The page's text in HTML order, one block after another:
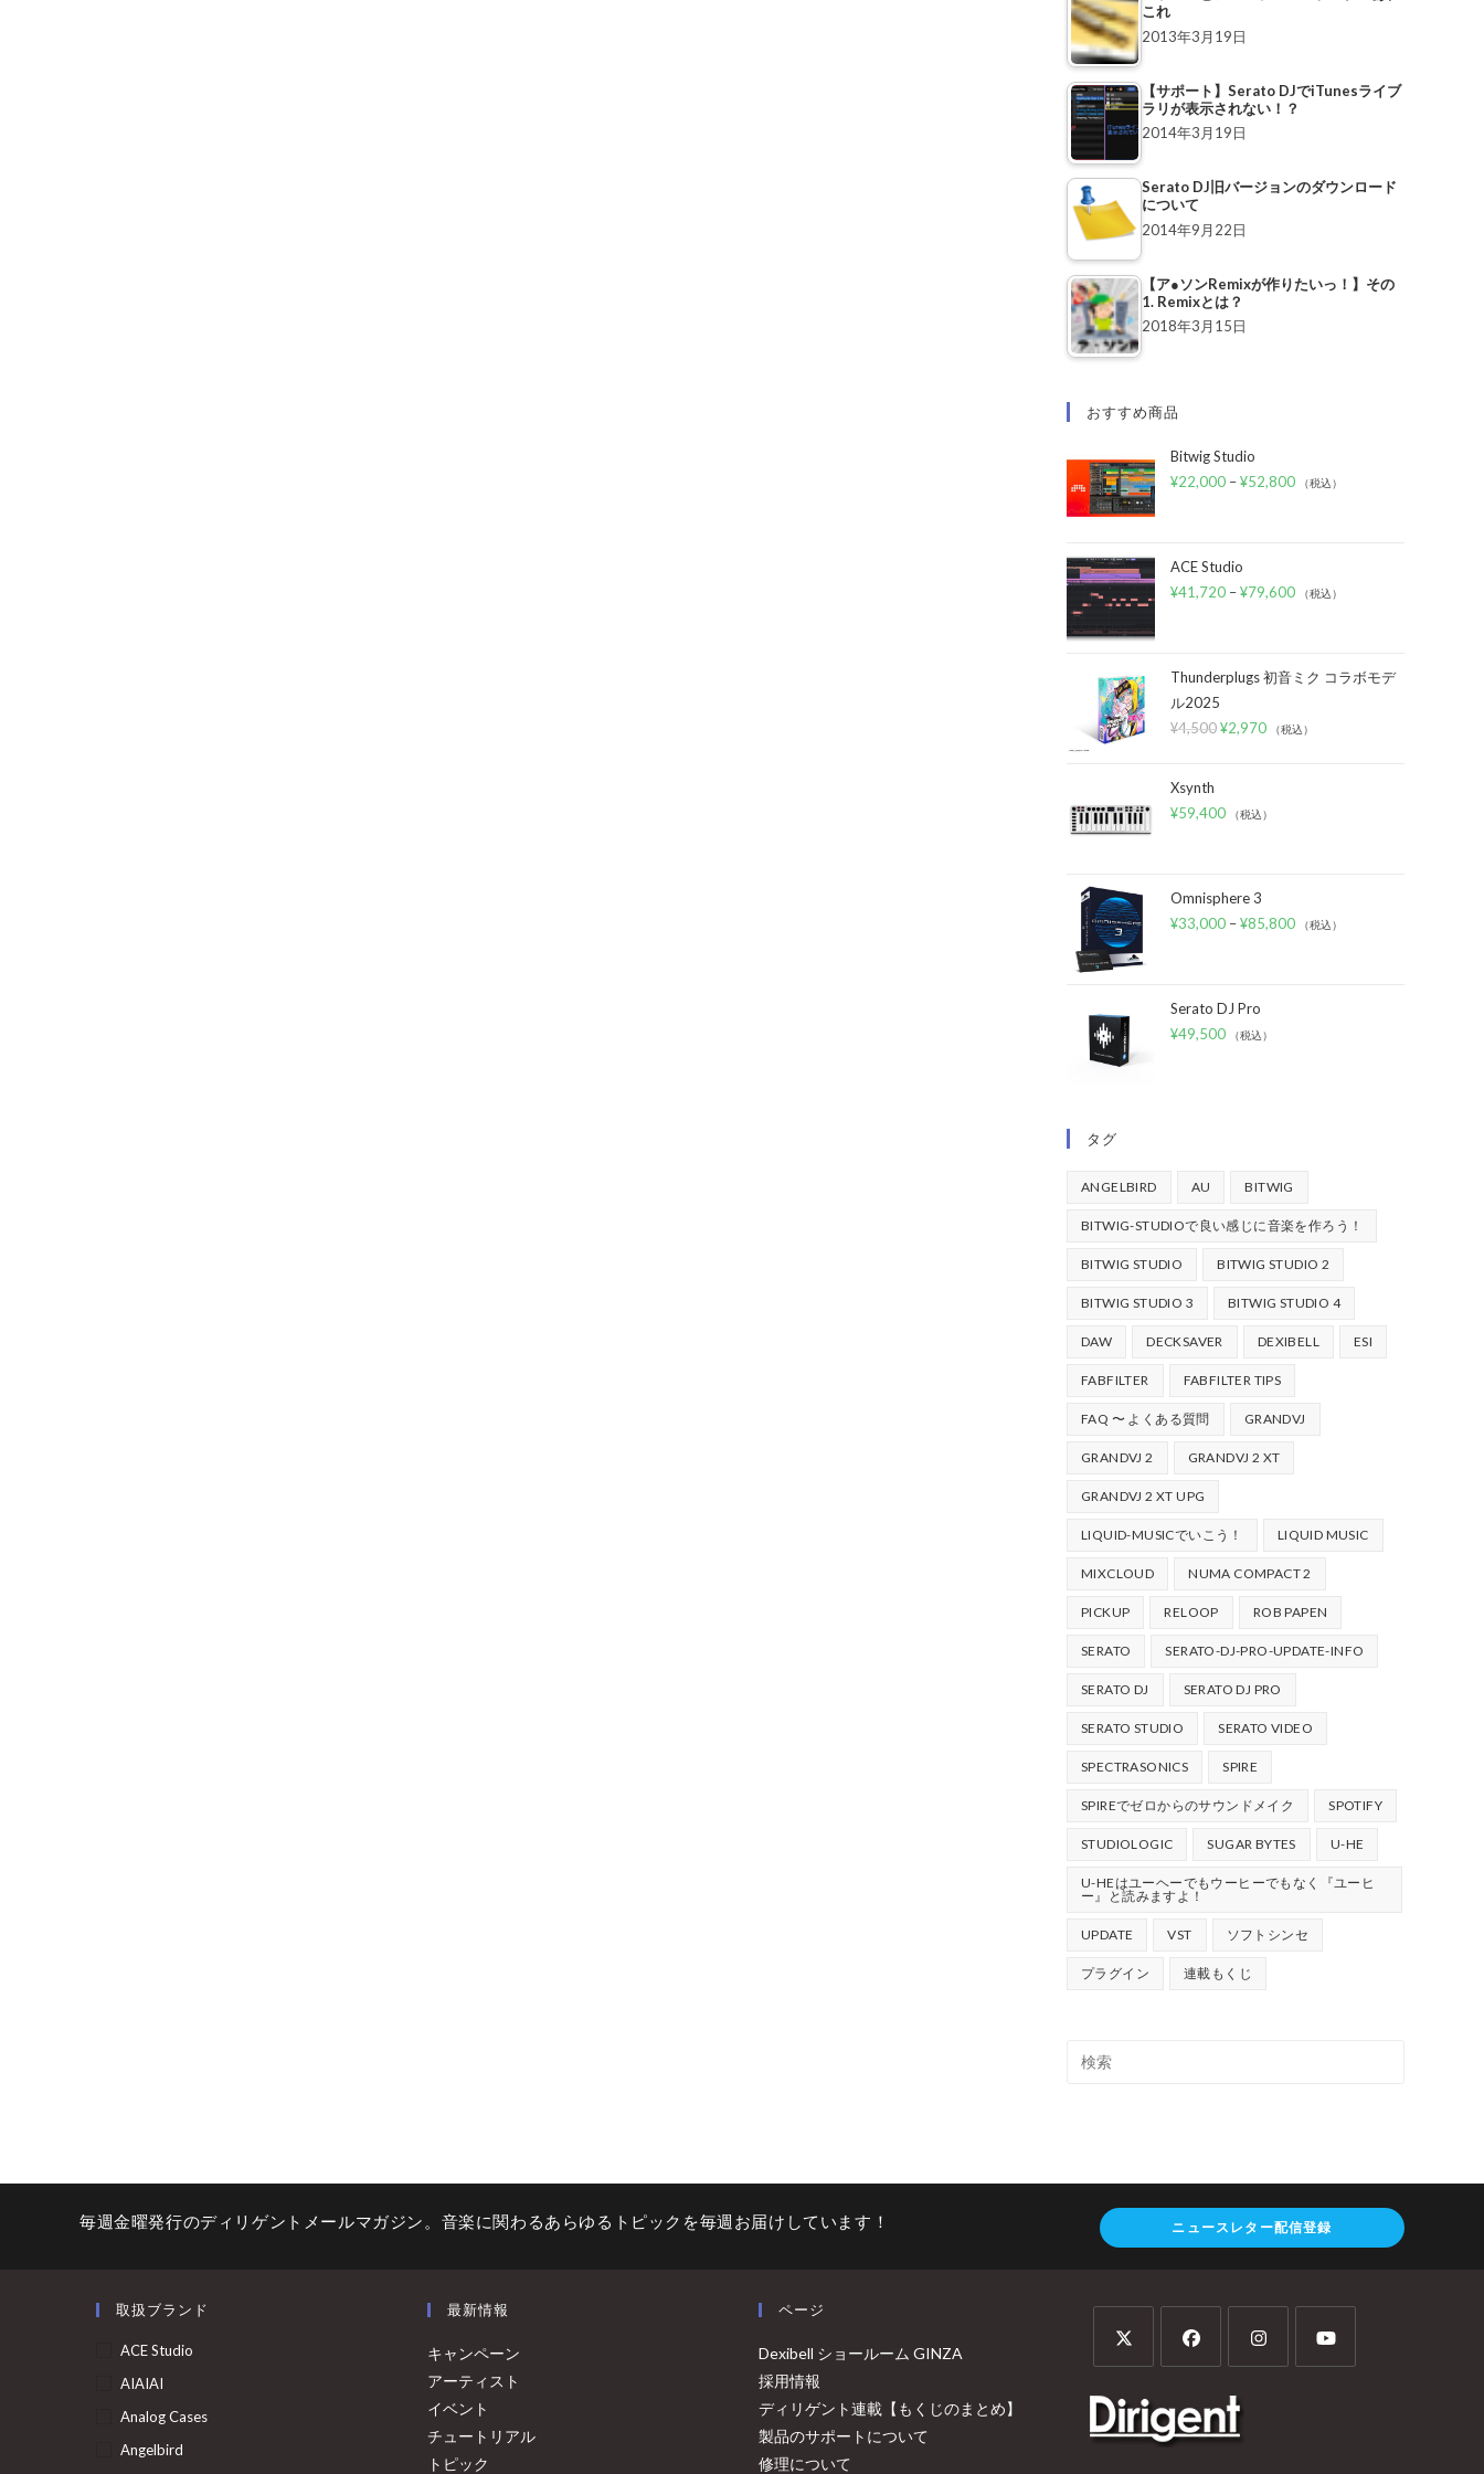
これ
2013年3月19日
【サポート】Serato DJでiTunesライブ
ラリが表示されない！？
2014年3月19日
Serato DJ旧バージョンのダウンロード
について
2014年9月22日
【ア●ソンRemixが作りたいっ！】その
1. Remixとは？
2018年3月15日
おすすめ商品
Bitwig Studio
¥22,000 –¥52,800 （税込）
ACE Studio
¥41,720 –¥79,600 （税込）
Thunderplugs 初音ミク コラボモデ
ル2025
¥4,500¥2,970 （税込）
Xsynth
¥59,400 （税込）
Omnisphere 3
¥33,000 –¥85,800 （税込）
Serato DJ Pro
¥49,500 （税込）
タグ
ANGELBIRD AU BITWIG
BITWIG-STUDIOで良い感じに音楽を作ろう！
BITWIG STUDIO BITWIG STUDIO 2
BITWIG STUDIO 3 BITWIG STUDIO 4
DAW DECKSAVER DEXIBELL ESI
FABFILTER FABFILTER TIPS
FAQ 〜 よくある質問 GRANDVJ
GRANDVJ 2 GRANDVJ 2 XT
GRANDVJ 2 XT UPG
LIQUID-MUSICでいこう！ LIQUID MUSIC
MIXCLOUD NUMA COMPACT 2
PICKUP RELOOP ROB PAPEN
SERATO SERATO-DJ-PRO-UPDATE-INFO
SERATO DJ SERATO DJ PRO
SERATO STUDIO SERATO VIDEO
SPECTRASONICS SPIRE
SPIREでゼロからのサウンドメイク SPOTIFY
STUDIOLOGIC SUGAR BYTES U-HE
U-HEはユーヘーでもウーヒーでもなく『ユーヒ
ー』と読みますよ！
UPDATE VST ソフトシンセ
プラグイン 連載もくじ
毎週金曜発行のディリゲントメールマガジン。音楽に関わるあらゆるトピックを毎週お届けしています！ ニュースレター配信登録
取扱ブランド
ACE Studio
AIAIAI
Analog Cases
Angelbird
最新情報
キャンペーン
アーティスト
イベント
チュートリアル
トピック
ページ
Dexibell ショールーム GINZA
採用情報
ディリゲント連載【もくじのまとめ】
製品のサポートについて
修理について